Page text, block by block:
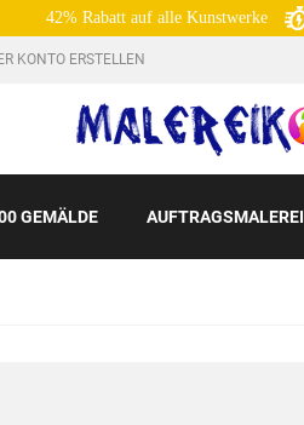
42% Rabatt auf alle Kunstwerke
KONTO ERSTELLEN
GEMÄLDE AUFTRAGSMALEREI